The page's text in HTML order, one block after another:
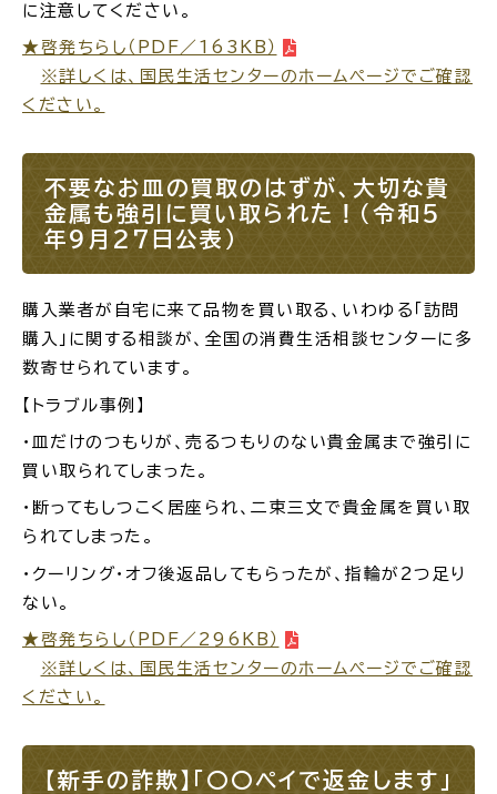
に注意してください。
★啓発ちらし（PDF／163KB）
※詳しくは、国民生活センターのホームページでご確認
ください。
不要なお皿の買取のはずが、大切な貴
金属も強引に買い取られた！（令和5
年9月27日公表）
購入業者が自宅に来て品物を買い取る、いわゆる「訪問
購入」に関する相談が、全国の消費生活相談センターに多
数寄せられています。
【トラブル事例】
・皿だけのつもりが、売るつもりのない貴金属まで強引に
買い取られてしまった。
・断ってもしつこく居座られ、二束三文で貴金属を買い取
られてしまった。
・クーリング・オフ後返品してもらったが、指輪が2つ足り
ない。
★啓発ちらし（PDF／296KB）
※詳しくは、国民生活センターのホームページでご確認
ください。
【新手の詐欺】「〇〇ペイで返金します」